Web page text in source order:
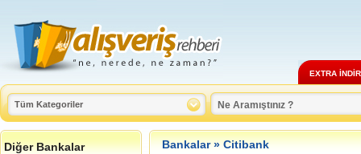
EXTRA
Diğer Bankalar Bankalar»Citibank